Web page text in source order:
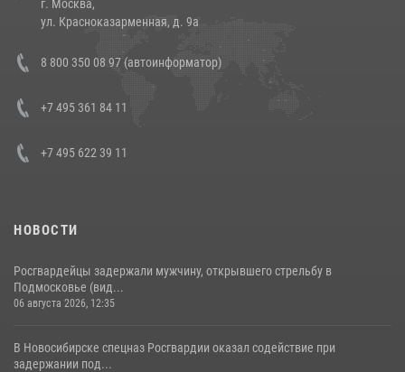
14 июля 2026, 12:20
В Росгвардии прошла военно-научная конференция по обобщению
боевого опыта
г. Москва,
ул. Красноказарменная, д. 9а
8 800 350 08 97 (автоинформатор)
+7 495 361 84 11
+7 495 622 39 11
НОВОСТИ
Росгвардейцы задержали мужчину, открывшего стрельбу в
Подмосковье (вид...
06 августа 2026, 12:35
В Новосибирске спецназ Росгвардии оказал содействие при
задержании под...